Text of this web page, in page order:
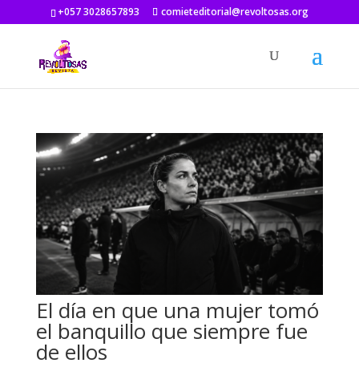
+057 3028657893 comieteditorial@revoltosas.org
El día en que una mujer tomó
el banquillo que siempre fue
de ellos